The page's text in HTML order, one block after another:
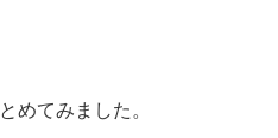
めてみました。